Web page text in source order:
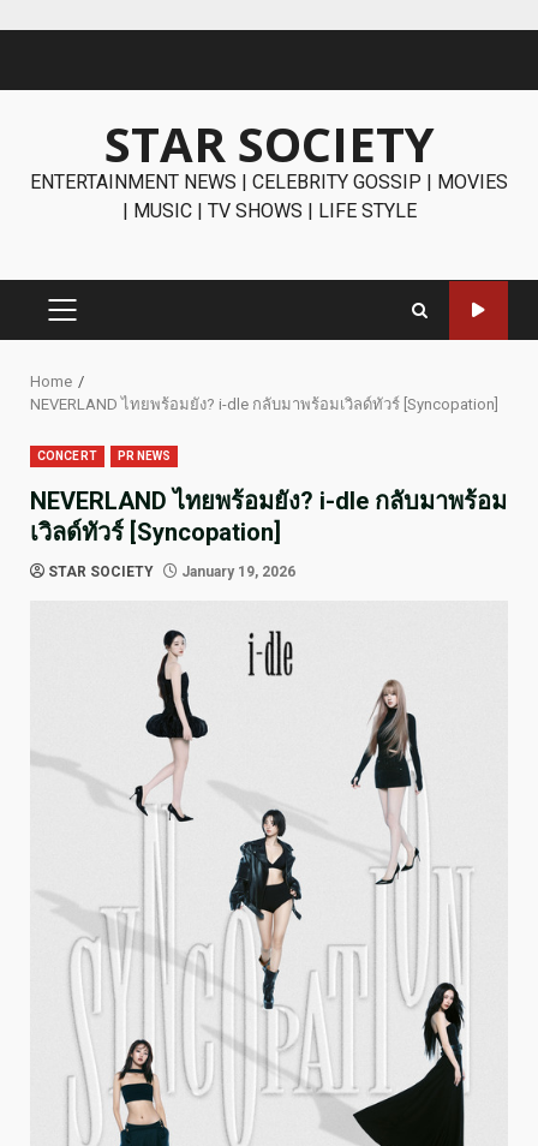
STAR SOCIETY
ENTERTAINMENT NEWS | CELEBRITY GOSSIP | MOVIES
| MUSIC | TV SHOWS | LIFE STYLE
PRIMARY
Home
NEVERLAND ไทยพร้อมยัง? i-dle กลับมาพร้อมเวิลด์ทัวร์ [Syncopation]
CONCERT PR NEWS
NEVERLAND ไทยพร้อมยัง? i-dle กลับมาพร้อม
เวิลด์ทัวร์ [Syncopation]
STAR SOCIETY January 19, 2026